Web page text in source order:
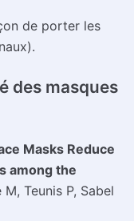
de porter les
des masques
Masks Reduce
among the
Teunis P, Sabel